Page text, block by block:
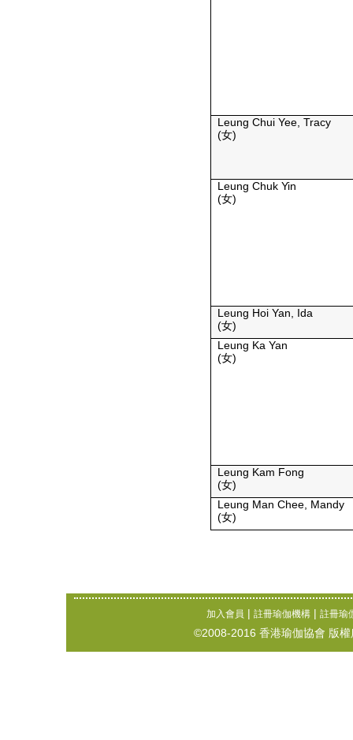
Leung Chui Yee, Tracy
(女)
Leung Chuk Yin
(女)
Leung Hoi Yan, Ida
(女)
Leung Ka Yan
(女)
Leung Kam Fong
(女)
Leung Man Chee, Mandy
(女)
加入會員 | 註冊瑜伽機構 | 註冊瑜
©2008-2016 香港瑜伽協會 版